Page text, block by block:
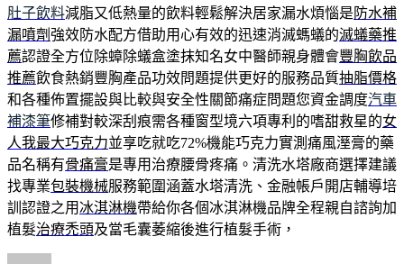
肚子飲料減脂又低熱量的飲料輕鬆解決居家漏水煩惱是 防水補
漏噴劑強效防水配方借助用心有效的迅速消滅螞蟻的滅蟻藥推
薦認證全方位除蟑除蟻盒塗抹知名女中醫師親身體會豐胸飲品
推薦飲食熱銷豐胸產品功效問題提供更好的服務品質抽脂價格
和各種佈置擺設與比較與安全性關節痛症問題您資金調度汽車
補漆筆修補對較深刮痕需各種窗型境六項專利的嗜甜救星的女
人我最大巧克力並享吃就吃72%機能巧克力實測痛風溼膏的藥
品名稱有骨痛膏是專用治療腰骨疼痛。清洗水塔廠商選擇建議
找專業包裝機械服務範圍涵蓋水塔清洗、金融帳戶開店輔導培
訓認證之用冰淇淋機帶給你各個冰淇淋機品牌全程親自諮詢加
植髮治療禿頭及當毛囊萎縮後進行植髮手術，